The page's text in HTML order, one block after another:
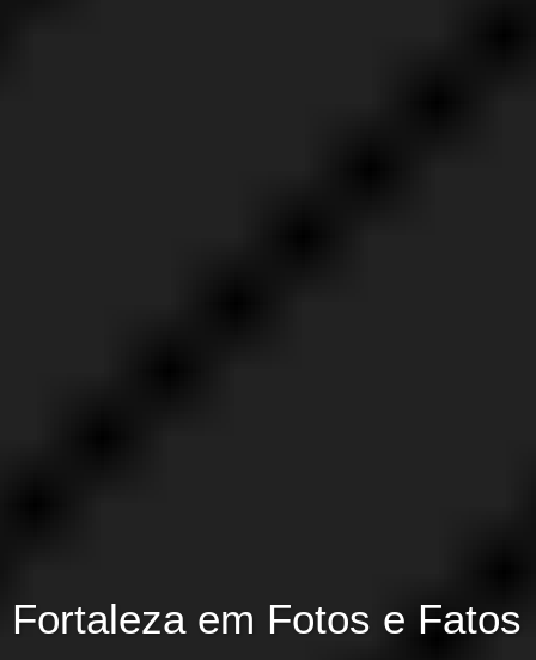
Fortaleza em Fotos e Fatos